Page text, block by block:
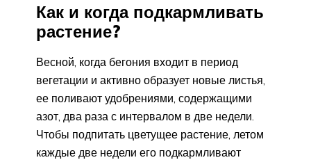
Как и когда подкармливать
растение?
Весной, когда бегония входит в период
вегетации и активно образует новые листья,
ее поливают удобрениями, содержащими
азот, два раза с интервалом в две недели.
Чтобы подпитать цветущее растение, летом
каждые две недели его подкармливают